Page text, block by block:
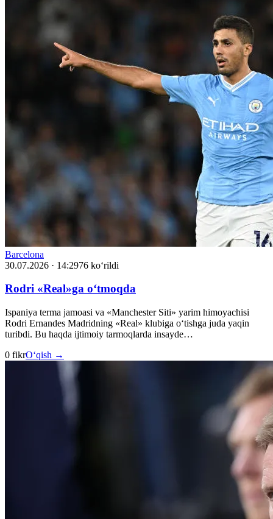
Barcelona
30.07.2026 · 14:2976 ko‘rildi
Rodri «Real»ga o‘tmoqda
Ispaniya terma jamoasi va «Manchester Siti» yarim himoyachisi
Rodri Ernandes Madridning «Real» klubiga o‘tishga juda yaqin
turibdi. Bu haqda ijtimoiy tarmoqlarda insayde…
0 fikrO‘qish →